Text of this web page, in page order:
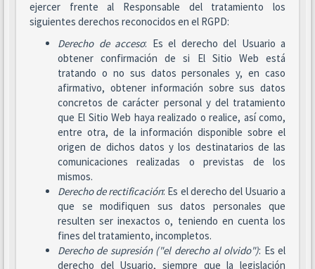
ejercer frente al Responsable del tratamiento los
siguientes derechos reconocidos en el RGPD:
Derecho de acceso: Es el derecho del Usuario a
obtener confirmación de si El Sitio Web está
tratando o no sus datos personales y, en caso
afirmativo, obtener información sobre sus datos
concretos de carácter personal y del tratamiento
que El Sitio Web haya realizado o realice, así como,
entre otra, de la información disponible sobre el
origen de dichos datos y los destinatarios de las
comunicaciones realizadas o previstas de los
mismos.
Derecho de rectificación: Es el derecho del Usuario a
que se modifiquen sus datos personales que
resulten ser inexactos o, teniendo en cuenta los
fines del tratamiento, incompletos.
Derecho de supresión ("el derecho al olvido"): Es el
derecho del Usuario, siempre que la legislación